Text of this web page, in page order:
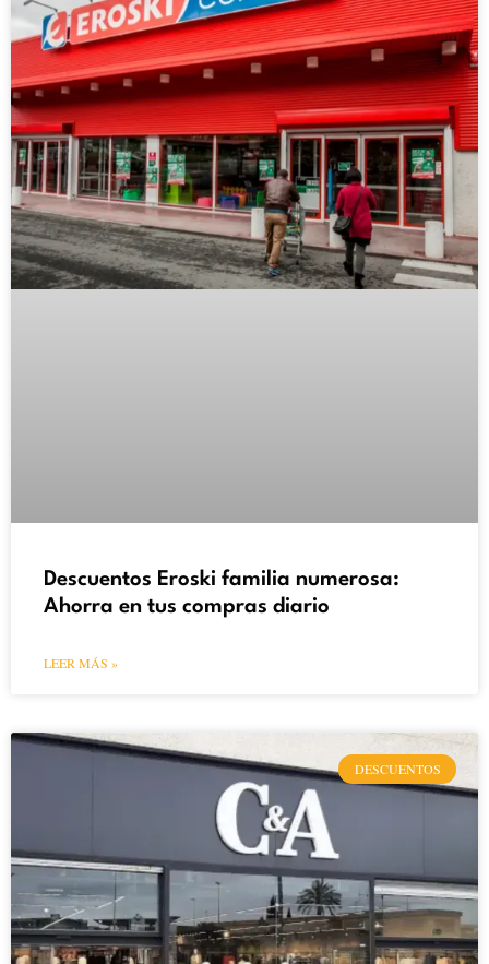
Descuentos Eroski familia numerosa:
Ahorra en tus compras diario
LEER MÁS »
DESCUENTOS